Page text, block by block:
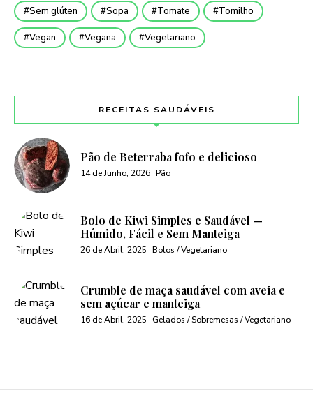
Sem glúten Sopa Tomate Tomilho
Vegan Vegana Vegetariano
RECEITAS SAUDÁVEIS
Pão de Beterraba fofo e delicioso
14 de Junho, 2026 Pão
Bolo de Kiwi Simples e Saudável —
Húmido, Fácil e Sem Manteiga
26 de Abril, 2025 Bolos / Vegetariano
Crumble de maça saudável com aveia e
sem açúcar e manteiga
16 de Abril, 2025 Gelados / Sobremesas / Vegetariano